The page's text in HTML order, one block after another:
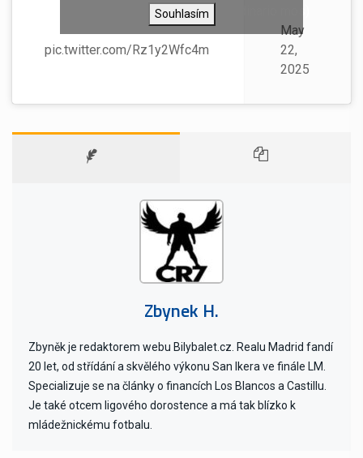
en cada partido. Un jugador extraordinario
por su calidad futbolística y…
pic.twitter.com/Rz1y2Wfc4m
May
22,
2025
Souhlasím
Zbynek H.
Zbyněk je redaktorem webu Bilybalet.cz. Realu Madrid fandí
20 let, od střídání a skvělého výkonu San Ikera ve finále LM.
Specializuje se na články o financích Los Blancos a Castillu.
Je také otcem ligového dorostence a má tak blízko k
mládežnickému fotbalu.